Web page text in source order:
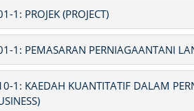
1: PROJEK (PROJECT)
1: PEMASARAN PERNIAGAANTANI
1: KAEDAH KUANTITATIF DALAM